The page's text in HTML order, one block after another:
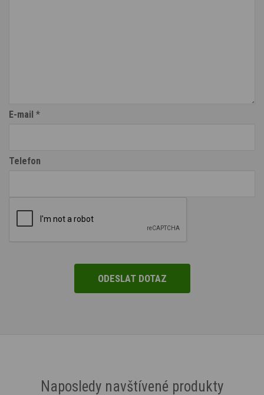
E-mail *
Telefon
Naposledy navštívené produkty